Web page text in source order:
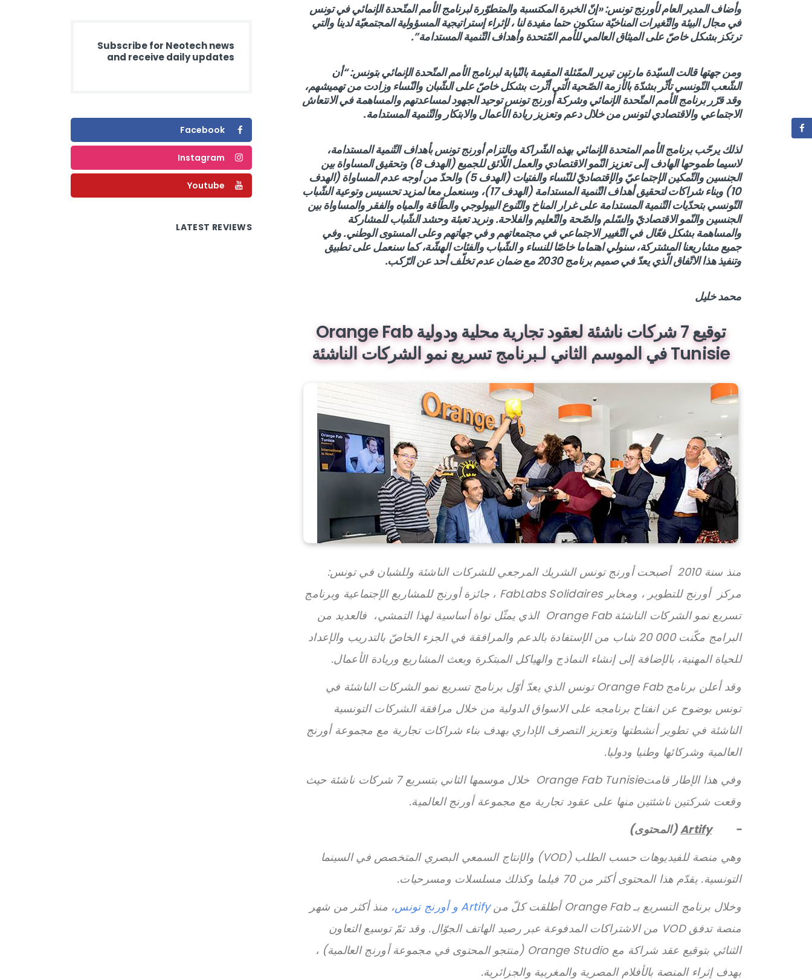
وأضاف المدير العام لأورنج تونس: «إنّ الخبرة المكتسبة والمتطوّرة لبرنامج الأمم المتّحدة الإنمائي في تونس
في مجال البيئة والتّغيرات المناخيّة ستكون حتما مفيدة لنا ، لإثراء إستراتيجية المسؤولية المجتمعيّة لدينا والتي
ترتكز بشكل خاصّ على الميثاق العالمي للأمم المّتحدة وأهداف التّنمية المستدامة”.
ومن جهتها قالت السيّدة مارتين تيرير الممّثلة المقيمة بالنّيابة لبرنامج الأمم المتّحدة الإنمائي بتونس: “أن
الشّعب التّونسي تأثّر بشدّة بالأزمة الصّحية الّتي أثّرت بشكل خاصّ على الشّبان والنّساء وزادت من تهميشهم،
وقد قرّر برنامج الأمم المتّحدة الإنمائي وشركةأورنج تونستوحيد الجهود لمساعدتهم والمساهمة في الانتعاش
الاجتماعي والاقتصادي لتونس من خلال دعم وتعزيز ريادة الأعمال والابتكار والتّنمية المستدامة.
لذلك يرحّب برنامج الأمم المتحدة الإنمائي بهذه الشّراكة وبالتزامأورنج تونسبأهداف التّنمية المستدامة،
لاسيما طموحها الهادف إلى تعزيز النّمو الاقتصادي والعمل اللّائق للجميع (الهدف 8) وتحقيق المساواة بين
الجنسينوالتّمكين الإجتماعيّ والإقتصاديّ
للنّساء والفتيات (الهدف 5) والحدّ من أوجه عدم المساواة (الهدف
10) وبناء شراكات لتحقيق أهداف التّنمية المستدامة (الهدف 17)، وسنعمل معا لمزيد تحسيس وتوعية الشّباب
التّونسي بتحدّيات التّنمية المستدامة على غرار المناخ والتّنوع البيولوجي والطّاقة والمياه والفقر والمساواة بين
الجنسين والنّمو الاقتصاديّ والسّلم والصّحة والتّعليم والفلاحة. ونريد تعبئة وحشد الشّباب للمشاركة
والمساهمة بشكل فعّال في التّغيير الاجتماعي في مجتمعاتهم و في جهاتهم وعلى المستوى الوطني. وفي
جميع مشاريعنا المشتركة، سنولي اهتماما خاصّا للنساء والشّباب والفئات الهشّة، كما سنعمل على تطبيق
وتنفيذ هذا الاتّفاق الّذي يعدّ في صميم برنامج 2030 مع ضمان عدم تخلّف أحد عن الرّكب.
محمد خليل
توقيع 7 شركات ناشئة لعقود تجارية محلية ودولية Orange Fab
Tunisie في الموسم الثاني لـبرنامج تسريع نمو الشركات الناشئة
منذ سنة 2010 أصبحت أورنج تونس الشريك المرجعي للشركات الناشئة وللشبان في تونس:
مركز أورنج للتطوير ، ومخابر FabLabs Solidaires ، جائزة أورنج للمشاريع الإجتماعية وبرنامج
تسريع نمو الشركات الناشئة Orange Fab الذي يمثّل نواة أساسية لهذا التمشي، فالعديد من
البرامج مكّنت 000 20 شاب من الإستفادة بالدعم والمرافقة في الجزء الخاصّ بالتدريب والإعداد
للحياة المهنية، بالإضافة إلى إنشاء النماذج والهياكل المبتكرة وبعث المشاريع وريادة الأعمال.
وقد أعلن برنامج Orange Fab تونس الذي يعدّ أوّل برنامج تسريع نمو الشركات الناشئة في
تونس بوضوح عن انفتاح برنامجه على الاسواق الدولية من خلال مرافقة الشركات التونسية
الناشئة في تطوير أنشطتها وتعزيز التصرف الإداري بهدف بناء شراكات تجارية مع مجموعة أورنج
العالمية وشركائها وطنيا ودوليا.
وفي هذا الإطار قامتOrange Fab Tunisie خلال موسمها الثاني بتسريع 7 شركات ناشئة حيث
وقعت شركتين ناشئتين منها على عقود تجارية مع مجموعة أورنج العالمية.
-
Artify(المحتوى)
وهي منصة للفيديوهات حسب الطلب (VOD) والإنتاج السمعي البصري المتخصص في السينما
التونسية. يقدّم هذا المحتوى أكثر من 70 فيلما وكذلك مسلسلات ومسرحيات.
وخلال برنامج التسريع بـ Orange Fab أطلقت كلّ من
Artify و أورنج تونس
، منذ أكثر من شهر
منصة تدفق VOD من الاشتراكات المدفوعة عبر رصيد الهاتف الجوّال. وقد تمّ توسيع التعاون
الثنائي بتوقيع عقد شراكة مع Orange Studio (منتجو المحتوى في مجموعة أورنج العالمية) ،
بهدف إثراء المنصة بالأفلام المصرية والمغربية والجزائرية.
Subscribe for Neotech news
and receive daily updates
Facebook
Instagram
Youtube
LATEST REVIEWS